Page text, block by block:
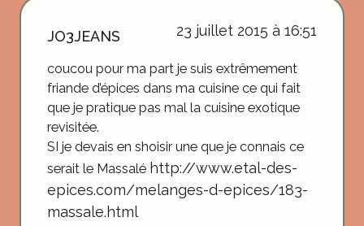
JO3JEANS 23 juillet 2015 à 16:51
coucou pour ma part je suis extrêmement
friande d’épices dans ma cuisine ce qui fait
que je pratique pas mal la cuisine exotique
revisitée.
SI je devais en shoisir une que je connais ce
serait le Massalé http://www.etal-des-
epices.com/melanges-d-epices/183-
massale.html